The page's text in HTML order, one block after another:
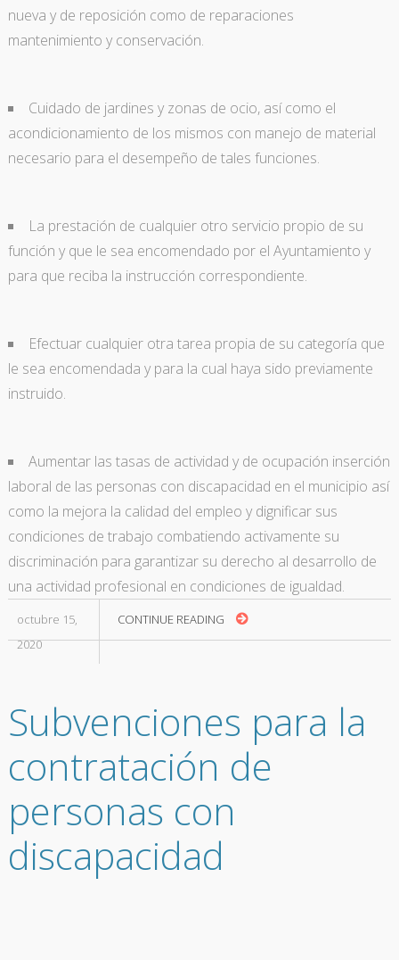
nueva y de reposición como de reparaciones
mantenimiento y conservación.
Cuidado de jardines y zonas de ocio, así como el
acondicionamiento de los mismos con manejo de material
necesario para el desempeño de tales funciones.
La prestación de cualquier otro servicio propio de su
función y que le sea encomendado por el Ayuntamiento y
para que reciba la instrucción correspondiente.
Efectuar cualquier otra tarea propia de su categoría que
le sea encomendada y para la cual haya sido previamente
instruido.
Aumentar las tasas de actividad y de ocupación inserción
laboral de las personas con discapacidad en el municipio así
como la mejora la calidad del empleo y dignificar sus
condiciones de trabajo combatiendo activamente su
discriminación para garantizar su derecho al desarrollo de
una actividad profesional en condiciones de igualdad.
octubre 15,
2020
CONTINUE READING
Subvenciones para la
contratación de
personas con
discapacidad